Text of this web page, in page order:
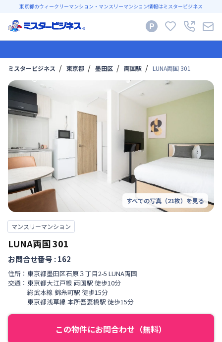
東京都のウィークリーマンション・マンスリーマンション情報はミスタービジネス
ミスタービジネス 東京都 墨田区 両国駅 LUNA両国 301
すべての写真（21枚）を見る
マンスリーマンション
LUNA両国301
お問合せ番号 :162
住所： 東京都墨田区石原３丁目2-5 LUNA両国
交通： 東京都大江戸線 両国駅 徒歩10分
総武本線 錦糸町駅 徒歩15分
東京都浅草線 本所吾妻橋駅 徒歩15分
この物件にお問合わせ（無料）